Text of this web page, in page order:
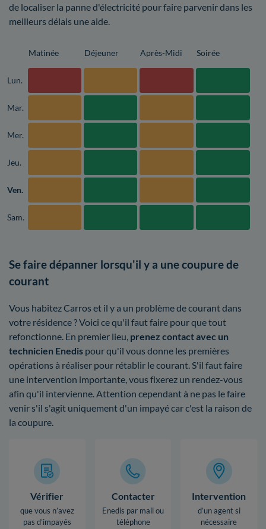
de localiser la panne d'électricité pour faire parvenir dans les
meilleurs délais une aide.
Matinée Déjeuner Après-Midi Soirée
Lun.
Mar.
Mer.
Jeu.
Ven.
Sam.
Se faire dépanner lorsqu'il y a une coupure de
courant
Vous habitez Carros et il y a un problème de courant dans
votre résidence ? Voici ce qu'il faut faire pour que tout
refonctionne. En premier lieu, prenez contact avec un
technicien Enedis pour qu'il vous donne les premières
opérations à réaliser pour rétablir le courant. S'il faut faire
une intervention importante, vous fixerez un rendez-vous
afin qu'il intervienne. Attention cependant à ne pas le faire
venir s'il s'agit uniquement d'un impayé car c'est la raison de
la coupure.
Vérifier
que vous n’avez
pas d’impayés
Contacter
Enedis par mail ou
téléphone
Intervention
d’un agent si
nécessaire